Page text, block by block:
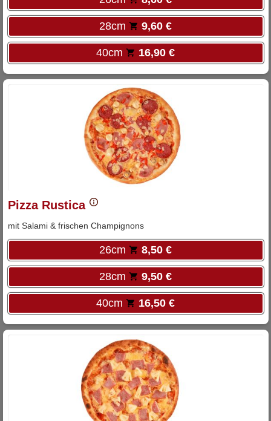
28cm 9,60 €
40cm 16,90 €
Pizza Rustica
mit Salami & frischen Champignons
26cm 8,50 €
28cm 9,50 €
40cm 16,50 €